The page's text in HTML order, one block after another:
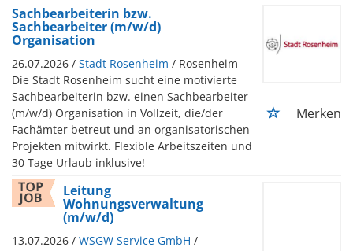
Sachbearbeiterin bzw.
Sachbearbeiter (m/w/d)
Organisation
26.07.2026 / Stadt Rosenheim / Rosenheim
Die Stadt Rosenheim sucht eine motivierte
Sachbearbeiterin bzw. einen Sachbearbeiter
(m/w/d) Organisation in Vollzeit, die/der
Fachämter betreut und an organisatorischen
Projekten mitwirkt. Flexible Arbeitszeiten und
30 Tage Urlaub inklusive!
Merken
Leitung
Wohnungsverwaltung
(m/w/d)
13.07.2026 / WSGW Service GmbH /